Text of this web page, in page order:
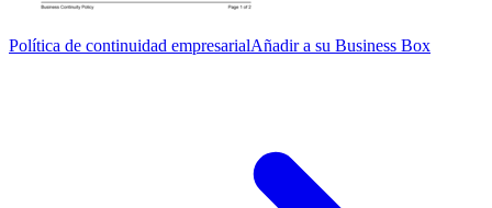
Política de continuidad empresarialAñadir a su Business Box